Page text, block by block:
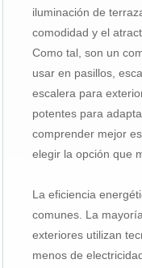
iluminación de
comodidad y el
Como tal, son un
usar en pasillos,
escalera para
potentes para
comprender mejor
elegir la opción que
La eficiencia
comunes. La
exteriores utilizan
menos de